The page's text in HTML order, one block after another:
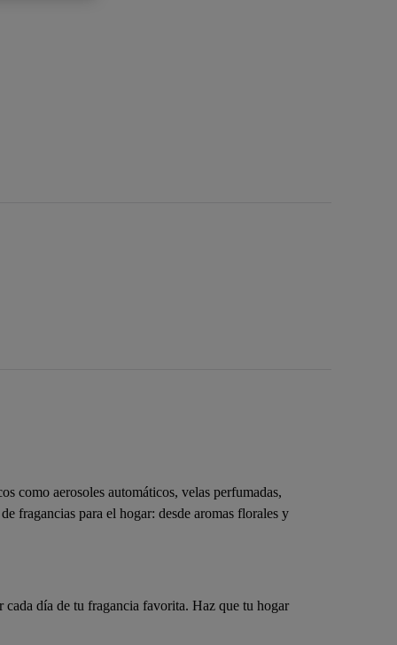
como aerosoles automáticos, velas perfumadas,
fragancias para el hogar: desde aromas florales y
día de tu fragancia favorita. Haz que tu hogar